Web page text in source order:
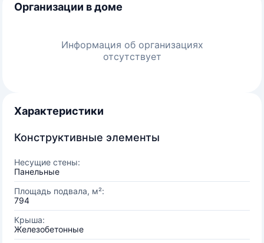
Организации в доме
Информация об организациях
отсутствует
Характеристики
Конструктивные элементы
Несущие стены:
Панельные
Площадь подвала, м²:
794
Крыша:
Железобетонные